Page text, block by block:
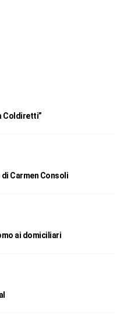
Coldiretti”
Carmen Consoli
ai domiciliari